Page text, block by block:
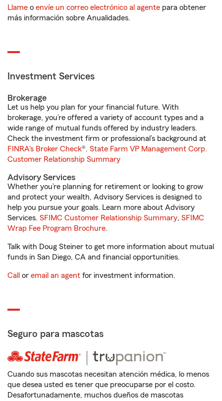
Llame o envíe un correo electrónico al agente para obtener
más información sobre Anualidades.
Investment Services
Brokerage
Let us help you plan for your financial future. With
brokerage, you’re offered a variety of account types and a
wide range of mutual funds offered by industry leaders.
Check the investment firm or professional’s background at
FINRA's Broker Check®. State Farm VP Management Corp.
Customer Relationship Summary
Advisory Services
Whether you’re planning for retirement or looking to grow
and protect your wealth, Advisory Services is designed to
help you pursue your goals. Learn more about Advisory
Services. SFIMC Customer Relationship Summary, SFIMC
Wrap Fee Program Brochure.
Talk with Doug Steiner to get more information about mutual
funds in San Diego, CA and financial opportunities.
Call or email an agent for investment information.
Seguro para mascotas
Cuando sus mascotas necesitan atención médica, lo menos
que desea usted es tener que preocuparse por el costo.
Desafortunadamente, muchos dueños de mascotas